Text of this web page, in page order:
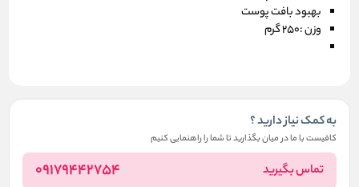
بهبود بافت پوست
وزن :250 گرم
به کمک نیاز دارید ؟
کافیست با ما در میان بگذارید تا شما را راهنمایی کنیم
تماس بگیرید 09179442754